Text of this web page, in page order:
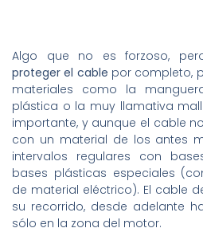
Algo que no es forzoso,
proteger el cable por completo,
materiales como la
plástica o la muy llamativa
importante, y aunque el cable
con un material de los antes
intervalos regulares con
bases plásticas especiales
de material eléctrico). El cable
su recorrido, desde adelante
sólo en la zona del motor.